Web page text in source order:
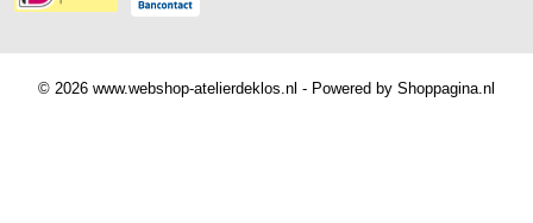
© 2026 www.webshop-atelierdeklos.nl - Powered by Shoppagina.nl